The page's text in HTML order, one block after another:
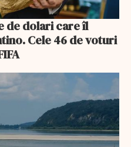
de dolari care îl
Cele 46 de voturi